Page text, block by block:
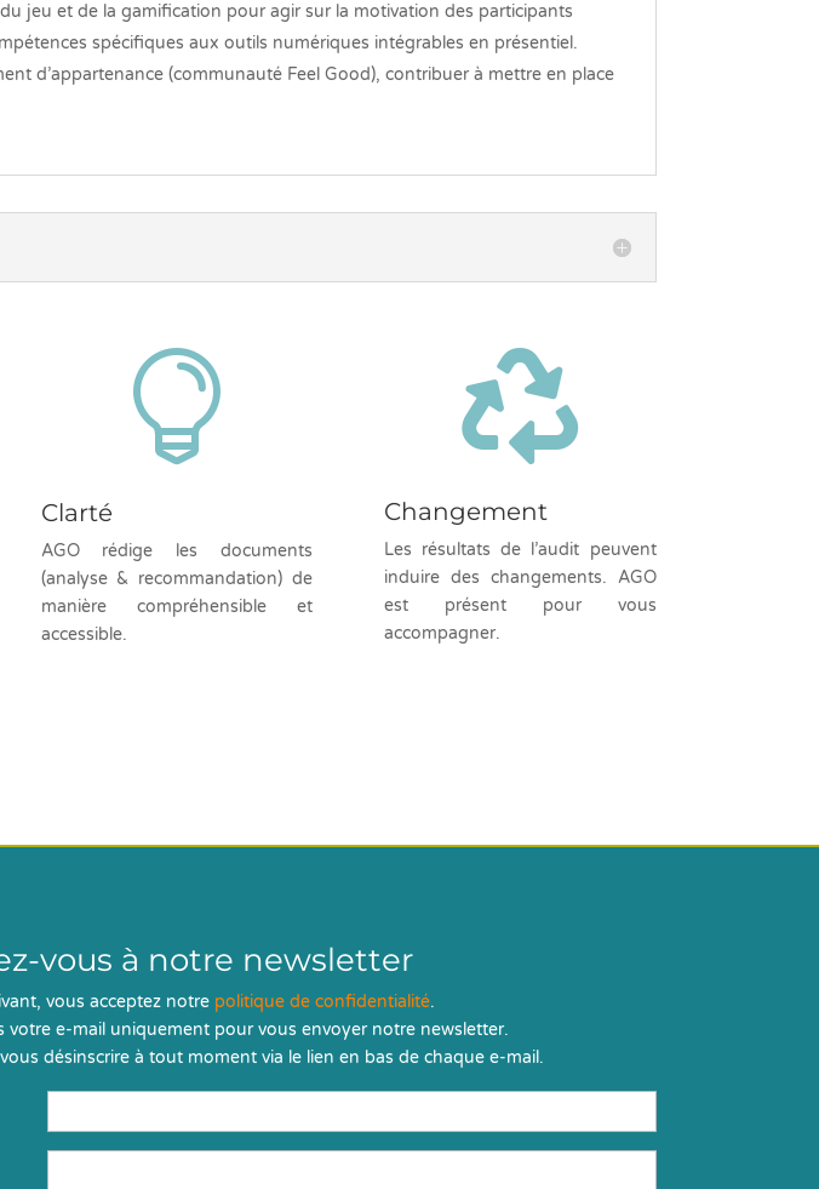
jeu et de la gamification pour agir sur la motivation des participants
spécifiques aux outils numériques intégrables en présentiel.
d’appartenance (communauté Feel Good), contribuer à mettre en place

Clarté
AGO rédige les documents
(analyse & recommandation) de
manière compréhensible et
accessible.

Changement
Les résultats de l’audit peuvent
induire des changements. AGO
est présent pour vous
accompagner.
vous à notre newsletter
vous acceptez notre politique de confidentialité.
votre e-mail uniquement pour vous envoyer notre newsletter.
désinscrire à tout moment via le lien en bas de chaque e-mail.